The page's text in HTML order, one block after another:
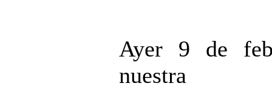
Ayer 9 de
nuestra